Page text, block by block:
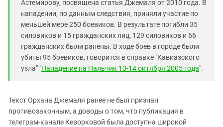
Астемирову, посвящена статья Джемаля от 2010 года. В
нападении, по данным следствия, приняли участие по
меньшей мере 250 боевиков. В результате погибли 35
силовиков и 15 гражданских лиц, 129 силовиков и 66
гражданских были ранены. В ходе боев в городе были
убиты 95 боевиков, говорится в справке "Кавказского
узла" "Нападение на Нальчик 13-14 октября 2005 года".
Текст Орхана Джемаля ранее не был признан
противозаконным, а доводы о том, что публикация в
телеграм-канале Кеворковой была доступна широкой